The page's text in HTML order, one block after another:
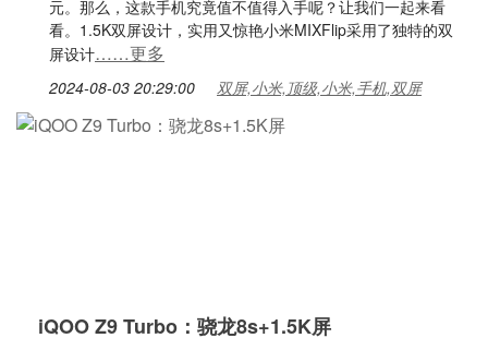
元。那么，这款手机究竟值不值得入手呢？让我们一起来看
看。1.5K双屏设计，实用又惊艳小米MIXFlip采用了独特的双
屏设计……更多
2024-08-03 20:29:00 双屏,小米,顶级,小米,手机,双屏
iQOO Z9 Turbo：骁龙8s+1.5K屏